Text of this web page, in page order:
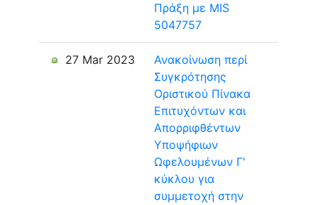
Πράξη με MIS
5047757
27 Mar 2023
Ανακοίνωση περί
Συγκρότησης
Οριστικού Πίνακα
Επιτυχόντων και
Απορριφθέντων
Υποψήφιων
Ωφελουμένων Γ'
κύκλου για
συμμετοχή στην